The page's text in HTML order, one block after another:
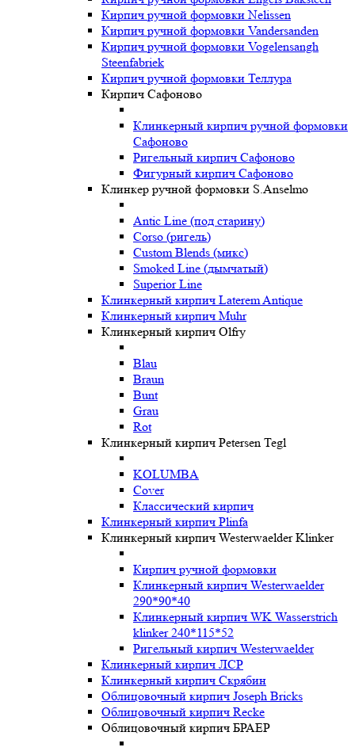
Кирпич ручной формовки Nelissen
Кирпич ручной формовки Vandersanden
Кирпич ручной формовки Vogelensangh
Steenfabriek
Кирпич ручной формовки Теллура
Кирпич Сафоново
Клинкерный кирпич ручной формовки
Сафоново
Ригельный кирпич Сафоново
Фигурный кирпич Сафоново
Клинкер ручной формовки S.Anselmo
Antic Line (под старину)
Corso (ригель)
Custom Blends (микс)
Smoked Line (дымчатый)
Superior Line
Клинкерный кирпич Laterem Antique
Клинкерный кирпич Muhr
Клинкерный кирпич Olfry
Blau
Braun
Bunt
Grau
Rot
Клинкерный кирпич Petersen Tegl
KOLUMBA
Cover
Классический кирпич
Клинкерный кирпич Plinfa
Клинкерный кирпич Westerwaelder Klinker
Кирпич ручной формовки
Клинкерный кирпич Westerwaelder
290*90*40
Клинкерный кирпич WK Wasserstrich
klinker 240*115*52
Ригельный кирпич Westerwaelder
Клинкерный кирпич ЛСР
Клинкерный кирпич Скрябин
Облицовочный кирпич Joseph Bricks
Облицовочный кирпич Recke
Облицовочный кирпич БРАЕР